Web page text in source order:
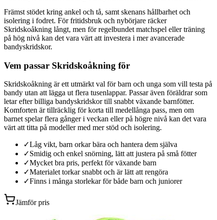
Främst stödet kring ankel och tå, samt skenans hållbarhet och
isolering i fodret. För fritidsbruk och nybörjare räcker
Skridskoåkning långt, men för regelbundet matchspel eller träning
på hög nivå kan det vara värt att investera i mer avancerade
bandyskridskor.
Vem passar Skridskoåkning för
Skridskoåkning är ett utmärkt val för barn och unga som vill testa på
bandy utan att lägga ut flera tusenlappar. Passar även föräldrar som
letar efter billiga bandyskridskor till snabbt växande barnfötter.
Komforten är tillräcklig för korta till medellånga pass, men om
barnet spelar flera gånger i veckan eller på högre nivå kan det vara
värt att titta på modeller med mer stöd och isolering.
✓Låg vikt, barn orkar bära och hantera dem själva
✓Smidig och enkel snörning, lätt att justera på små fötter
✓Mycket bra pris, perfekt för växande barn
✓Materialet torkar snabbt och är lätt att rengöra
✓Finns i många storlekar för både barn och juniorer
Jämför pris